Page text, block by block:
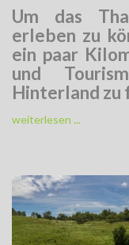
Um das
erleben zu
ein paar
und
Hinterland zu
weiterlesen ...